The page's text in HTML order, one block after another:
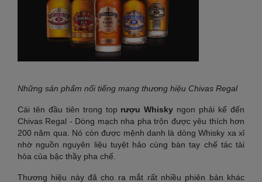
Những sản phẩm nổi tiếng mang thương hiệu Chivas Regal
Cái tên đầu tiên trong top rượu Whisky ngon phải kể đến
Chivas Regal - Dòng mạch nha pha trộn được yêu thích hơn
200 năm qua. Nó còn được mệnh danh là dòng Whisky xa xỉ
nhờ nguồn nguyên liệu tuyệt hảo cùng bàn tay chế tác tài
hòa của bậc thầy pha chế.
Thương hiệu này đã cho ra mắt rất nhiều phiên bản khác